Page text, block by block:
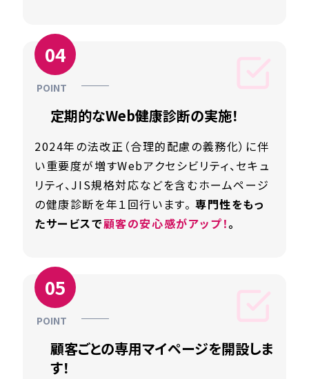
定期的なWeb健康診断の実施！
2024年の法改正（合理的配慮の義務化）に伴
い重要度が増すWebアクセシビリティ、セキュ
リティ、JIS規格対応などを含むホームページ
の健康診断を年１回行います。専門性をもっ
たサービスで顧客の安心感がアップ！。
顧客ごとの専用マイページを開設しま
す！